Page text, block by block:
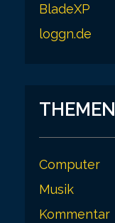
BladeXP
loggn.de
THEMEN
Computer
Musik
Kommentar